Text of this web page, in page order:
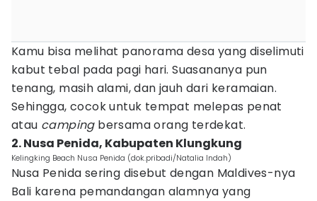
Kamu bisa melihat panorama desa yang diselimuti
kabut tebal pada pagi hari. Suasananya pun
tenang, masih alami, dan jauh dari keramaian.
Sehingga, cocok untuk tempat melepas penat
atau campingbersama orang terdekat.
2. Nusa Penida, Kabupaten Klungkung
Kelingking Beach Nusa Penida (dok.pribadi/Natalia Indah)
Nusa Penida sering disebut dengan Maldives-nya
Bali karena pemandangan alamnya yang